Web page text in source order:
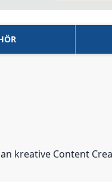
kreative Content